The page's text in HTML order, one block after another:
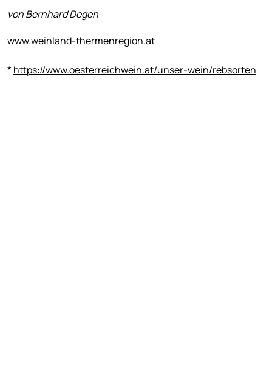
von Bernhard Degen
www.weinland-thermenregion.at
* https://www.oesterreichwein.at/unser-wein/rebsorten